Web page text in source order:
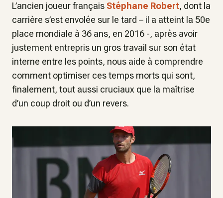
L’ancien joueur français Stéphane Robert, dont la
carrière s’est envolée sur le tard – il a atteint la 50e
place mondiale à 36 ans, en 2016 -, après avoir
justement entrepris un gros travail sur son état
interne entre les points, nous aide à comprendre
comment optimiser ces temps morts qui sont,
finalement, tout aussi cruciaux que la maîtrise
d’un coup droit ou d’un revers.